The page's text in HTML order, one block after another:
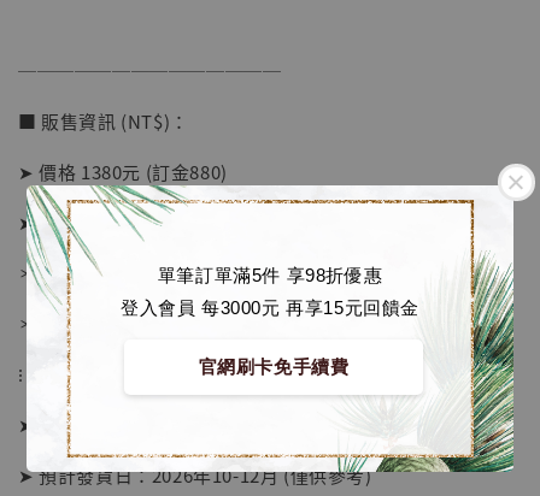
單筆訂單滿5件 享98折優惠
登入會員 每3000元 再享15元回饋金
官網刷卡免手續費
──────────────
■ 販售資訊 (NT$)：
➤ 價格 1380元 (訂金880)
➤ 加購金屬尾巴價格 1580元 (訂金1080)
＊ 國際運費另計
＊ 刷卡免手續費
⁝
➤ 預購截止日：待工作室通知
➤ 預計發貨日：2026年10-12月 (僅供參考)